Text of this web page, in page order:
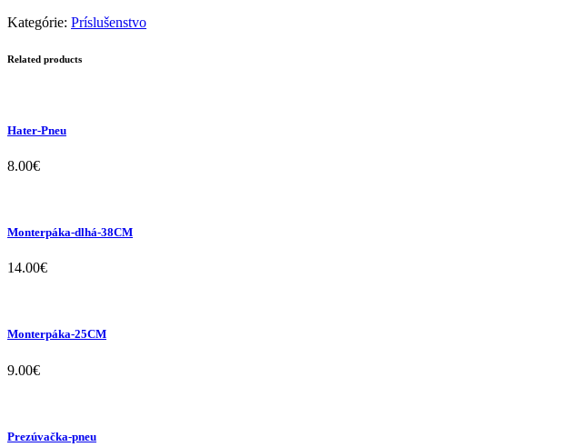
Kategórie: Príslušenstvo
Related products
Hater-Pneu
8.00€
Monterpáka-dlhá-38CM
14.00€
Monterpáka-25CM
9.00€
Prezúvačka-pneu